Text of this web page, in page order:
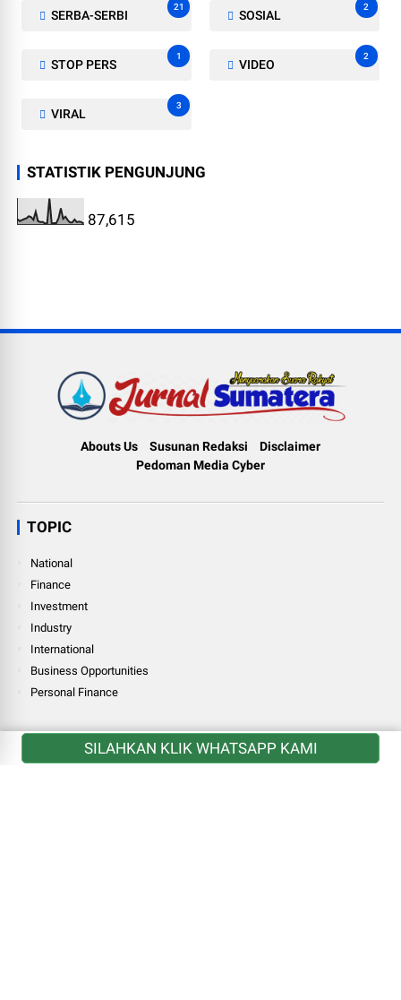
SILAHKAN KLIK WHATSAPP KAMI
SERBA-SERBI
21
SOSIAL
2
STOP PERS
1
VIDEO
2
VIRAL
3
STATISTIK PENGUNJUNG
87,615
Abouts Us Susunan Redaksi
Disclaimer
Pedoman Media Cyber
TOPIC
National
Finance
Investment
Industry
International
Business Opportunities
Personal Finance
LINK